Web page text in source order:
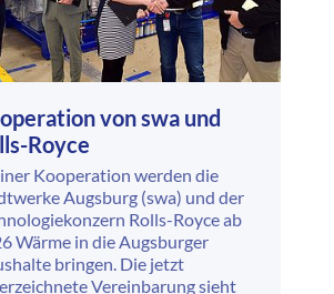
von swa und
Royce
Kooperation werden die
Augsburg (swa) und der
Rolls-Royce ab
Wärme in die Augsburger
bringen. Die jetzt
Vereinbarung sieht